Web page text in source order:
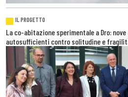
IL PROGETTO
La co-abitazione sperimentale a Dro:
autosufficienti contro solitudine e